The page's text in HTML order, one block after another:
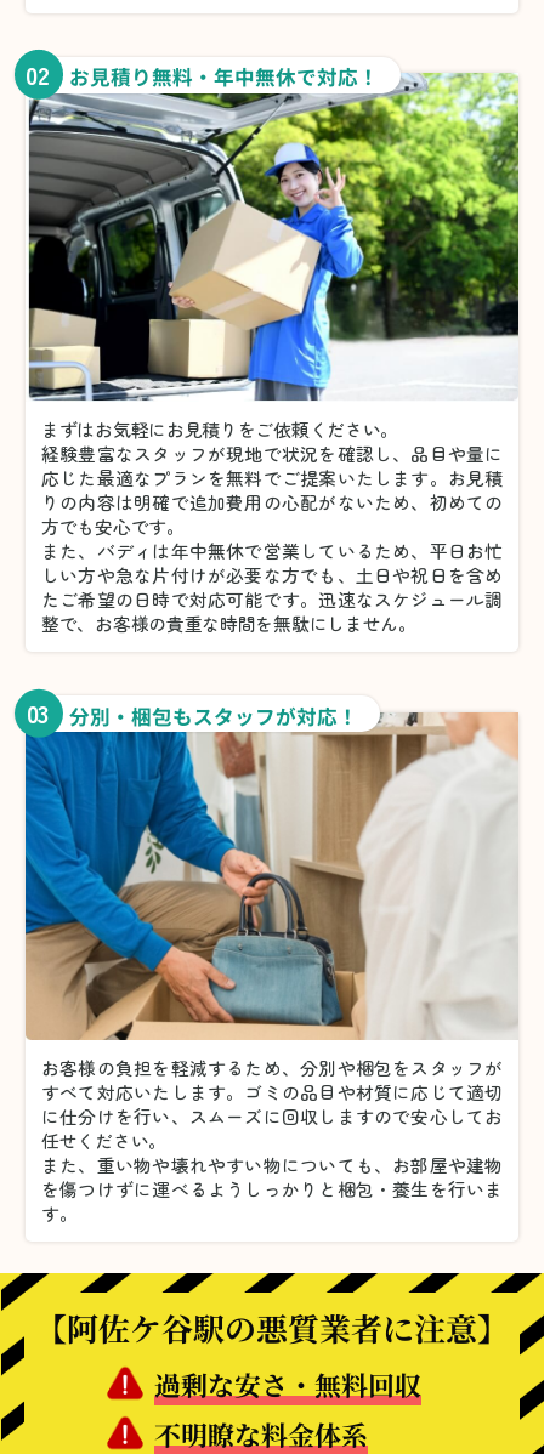
02 お見積り無料・年中無休で対応！
まずはお気軽にお見積りをご依頼ください。
経験豊富なスタッフが現地で状況を確認し、品目や量に
応じた最適なプランを無料でご提案いたします。お見積
りの内容は明確で追加費用の心配がないため、初めての
方でも安心です。
また、バディは年中無休で営業しているため、平日お忙
しい方や急な片付けが必要な方でも、土日や祝日を含め
たご希望の日時で対応可能です。迅速なスケジュール調
整で、お客様の貴重な時間を無駄にしません。
03 分別・梱包もスタッフが対応！
お客様の負担を軽減するため、分別や梱包をスタッフが
すべて対応いたします。 ゴミの品目や材質に応じて適切
に仕分けを行い、スムーズに回収しますので安心してお
任せください。
また、重い物や壊れやすい物についても、お部屋や建物
を傷つけずに運べるようしっかりと梱包・養生を行いま
す。
【阿佐ケ谷駅の悪質業者に注意】
過剰な安さ・無料回収
不明瞭な料金体系